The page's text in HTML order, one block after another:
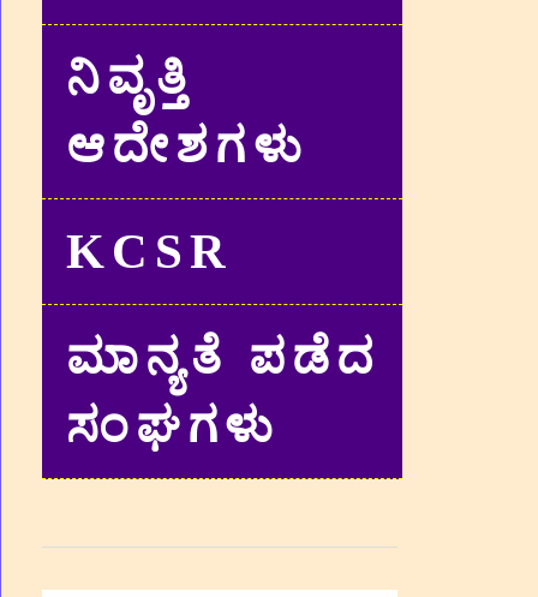
ನಿವೃತ್ತಿ
ಆದೇಶಗಳು
KCSR
ಮಾನ್ಯತೆ ಪಡೆದ
ಸಂಘಗಳು